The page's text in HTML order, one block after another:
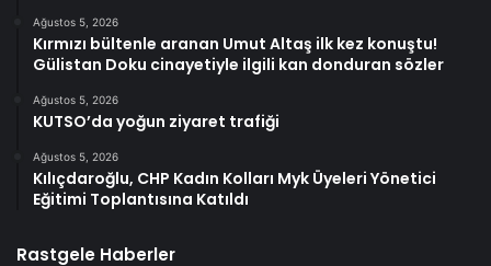
Ağustos 5, 2026
Kırmızı bültenle aranan Umut Altaş ilk kez konuştu!
Gülistan Doku cinayetiyle ilgili kan donduran sözler
Ağustos 5, 2026
KUTSO’da yoğun ziyaret trafiği
Ağustos 5, 2026
Kılıçdaroğlu, CHP Kadın Kolları Myk Üyeleri Yönetici
Eğitimi Toplantısına Katıldı
Rastgele Haberler